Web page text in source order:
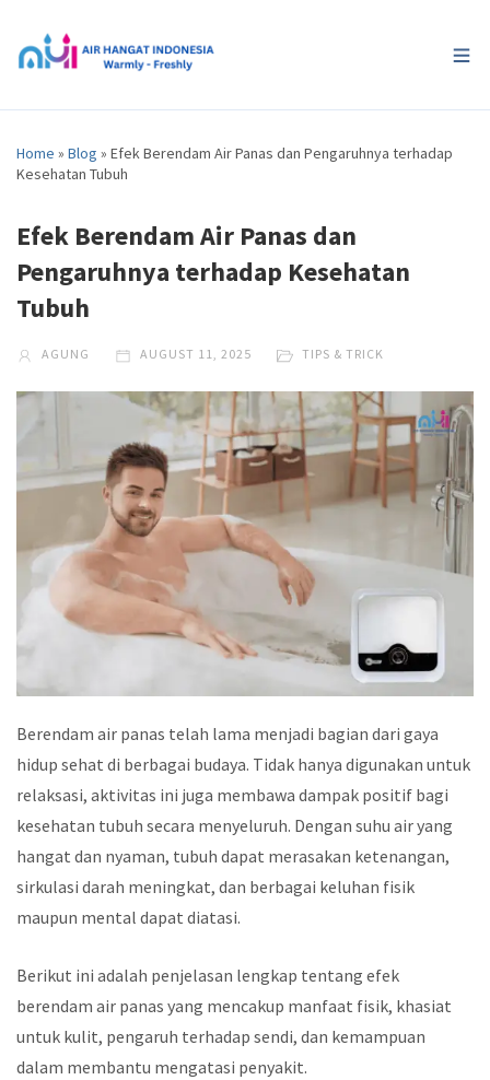
Home » Blog » Efek Berendam Air Panas dan Pengaruhnya terhadap
Kesehatan Tubuh
Efek Berendam Air Panas dan
Pengaruhnya terhadap Kesehatan
Tubuh
AGUNG AUGUST 11, 2025 TIPS & TRICK
Berendam air panas telah lama menjadi bagian dari gaya
hidup sehat di berbagai budaya. Tidak hanya digunakan untuk
relaksasi, aktivitas ini juga membawa dampak positif bagi
kesehatan tubuh secara menyeluruh. Dengan suhu air yang
hangat dan nyaman, tubuh dapat merasakan ketenangan,
sirkulasi darah meningkat, dan berbagai keluhan fisik
maupun mental dapat diatasi.
Berikut ini adalah penjelasan lengkap tentang efek
berendam air panas yang mencakup manfaat fisik, khasiat
untuk kulit, pengaruh terhadap sendi, dan kemampuan
dalam membantu mengatasi penyakit.